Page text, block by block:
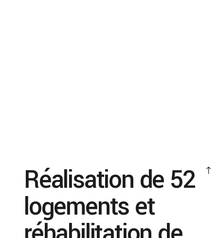
Réalisation de 52
logements et